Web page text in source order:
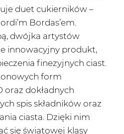
duet cukierników –
Bordas’em.
dwójka artystów
innowacyjny produkt,
finezyjnych ciast.
form
dokładnych
spis składników oraz
ciasta. Dzięki nim
się światowej klasy